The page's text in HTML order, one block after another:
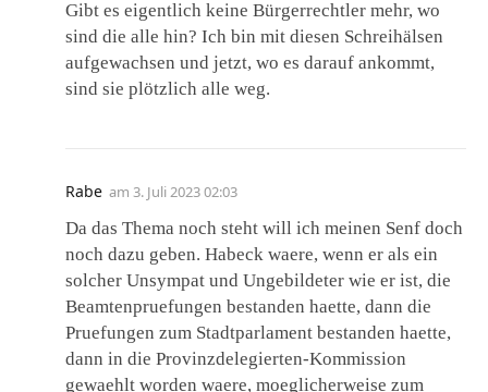
Gibt es eigentlich keine Bürgerrechtler mehr, wo
sind die alle hin? Ich bin mit diesen Schreihälsen
aufgewachsen und jetzt, wo es darauf ankommt,
sind sie plötzlich alle weg.
Rabe am 3. Juli 2023 02:03
Da das Thema noch steht will ich meinen Senf doch
noch dazu geben. Habeck waere, wenn er als ein
solcher Unsympat und Ungebildeter wie er ist, die
Beamtenpruefungen bestanden haette, dann die
Pruefungen zum Stadtparlament bestanden haette,
dann in die Provinzdelegierten-Kommission
gewaehlt worden waere, moeglicherweise zum